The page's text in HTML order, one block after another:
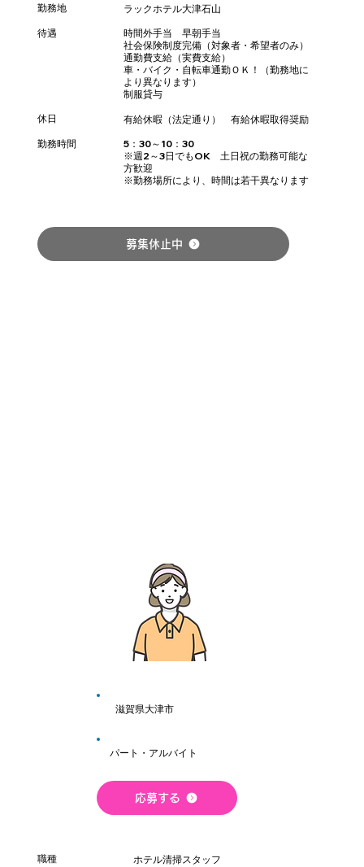
​勤務地
ラックホテル大津石山
待遇
時間外手当 早朝手当
社会保険制度完備（対象者・希望者のみ）
通勤費支給（実費支給）
車・バイク・自転車通勤ＯＫ！（勤務地に
より異なります）
制服貸与
休日
有給休暇（法定通り） 有給休暇取得奨励
勤務時間
5：30～10：30
※週2～3日でもOK 土日祝の勤務可能な
方歓迎
※勤務場所により、時間は若干異なります
募集休止中
​滋賀県大津市
パート・アルバイト
応募する
職種 ホテル清掃スタッフ